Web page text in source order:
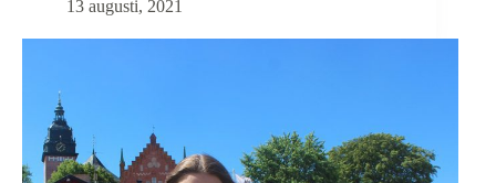
13 augusti, 2021